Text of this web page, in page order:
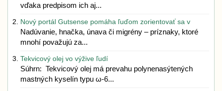
vďaka predpisom ich aj...
Nový portál Gutsense pomáha ľuďom zorientovať sa v
Nadúvanie, hnačka, únava či migrény – príznaky, ktoré
mnohí považujú za...
Tekvicový olej vo výžive ľudí
Súhrn: Tekvicový olej má prevahu polynenasýtených
mastných kyselín typu ω-6...